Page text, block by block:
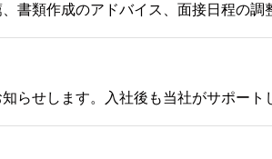
書類作成のアドバイス、面接日程の調
らせします。入社後も当社がサポート